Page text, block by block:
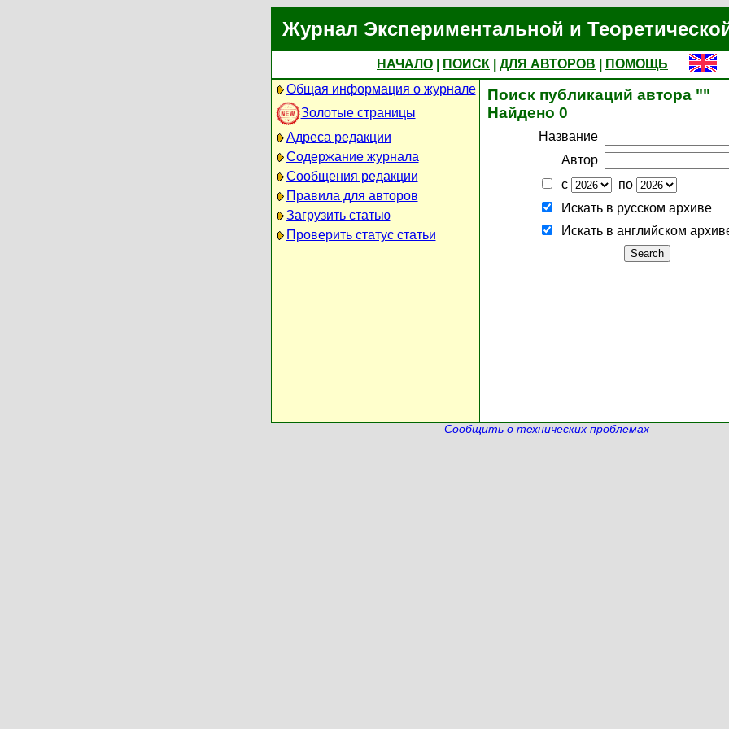
Журнал Экспериментальной и
НАЧАЛО ПОИСК ДЛЯ АВТОРОВ
ПОМОЩЬ
Общая информация о журнале
Золотые страницы
Адреса редакции
Содержание журнала
Сообщения редакции
Правила для авторов
Загрузить статью
Проверить статус статьи
Поиск публикаций автора ""
Найдено 0
Название
Автор
с
по
Искать в русском архиве
Искать в английском
Сообщить о технических проблемах